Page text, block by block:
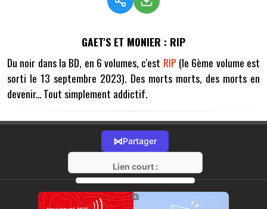
GAET'S ET MONIER : RIP
Du noir dans la BD, en 6 volumes, c'est RIP (le 6ème volume est
sorti le 13 septembre 2023). Des morts morts, des morts en
devenir... Tout simplement addictif.
⋈Partager
Lien court :
https://radio-g.fr?12557
⧉